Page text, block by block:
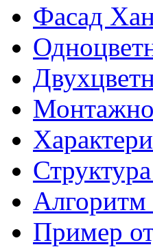
Фасад
Алгоритм
Пример